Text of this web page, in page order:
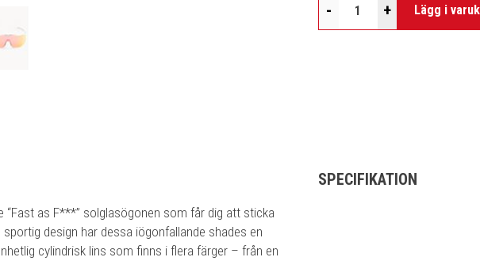
- + Lägg i
as F***” solglasögonen som får dig att sticka
sportig design har dessa iögonfallande shades en
cylindrisk lins som finns i flera färger – från en
SPECIFIKATION